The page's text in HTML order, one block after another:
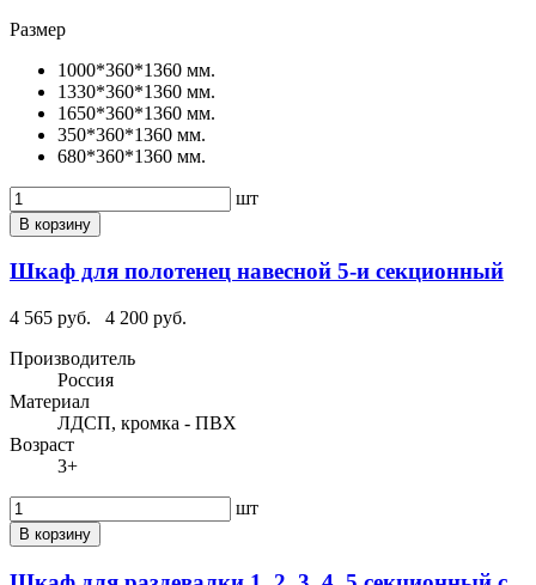
Размер
1000*360*1360 мм.
1330*360*1360 мм.
1650*360*1360 мм.
350*360*1360 мм.
680*360*1360 мм.
шт
В корзину
Шкаф для полотенец навесной 5-и секционный
4 565 руб.
4 200 руб.
Производитель
Россия
Материал
ЛДСП, кромка - ПВХ
Возраст
3+
шт
В корзину